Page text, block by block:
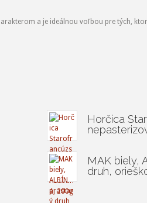
a je ideálnou voľbou pre tých,
Horčica
MAK biely,
druh,